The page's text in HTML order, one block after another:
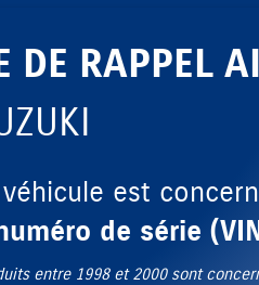
DE RAPPEL
est
de série
entre 1998 et 2000 sont